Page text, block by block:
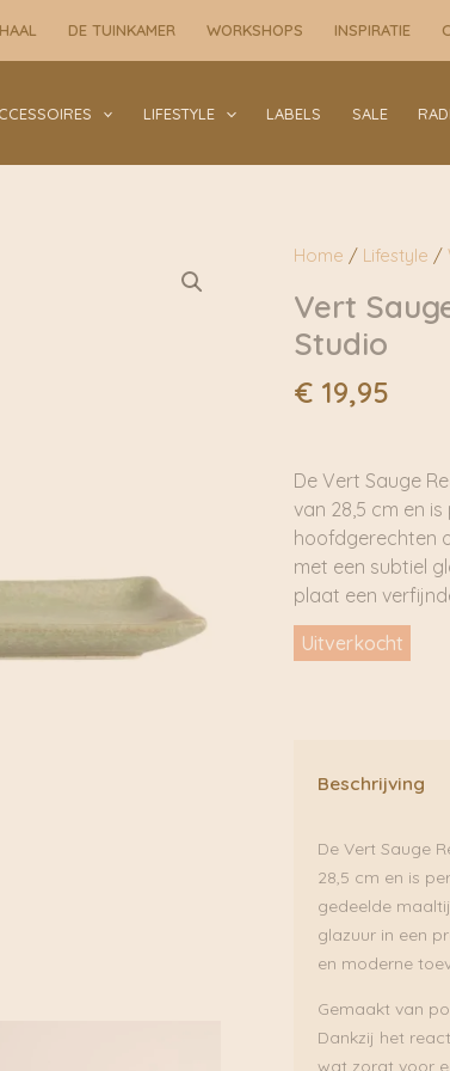
DE TUINKAMER WORKSHOPS INSPIRATIE
LIFESTYLE LABELS SALE
Home / Lifestyle /
Vert
Studio
€19,95
De Vert Sauge
van 28,5 cm en
hoofdgerechten
met een subtiel
plaat een
Uitverkocht
Beschrijving
De Vert Sauge
28,5 cm en is
gedeelde
glazuur in een
en moderne
Gemaakt van
Dankzij het
wat zorgt voor